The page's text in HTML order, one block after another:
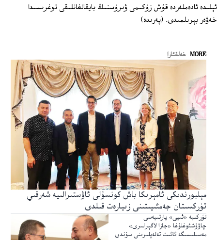
ئېلىدە ئادەملەردە قۇش زۇكىمى ۋىرۇسنىڭ بايقالغانلىقى توغرىسىدا
خەۋەر بېرىلمىدى. (پەرىدە)
MORE خەلقئارا
مېلبورندىكى ئامېرىكا باش كونسۇلى ئاۋستىرالىيە شەرقىي
تۈركسىتان جەمئىيىتىنى زىيارەت قىلدى
تۈركىيە «ئىيى» پارتىيەسى
چاۋۇشئوغلۇغا «جازا لاگېرلىرى»
مەسىلىسىگە ئائىت تەلەپلىرىنى سۇندى